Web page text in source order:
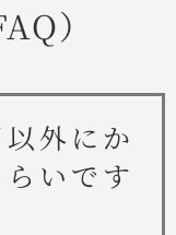
）
外にか
いです